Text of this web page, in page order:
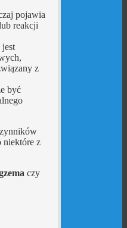
pojawia
reakcji
z
być
niektóre z
czy